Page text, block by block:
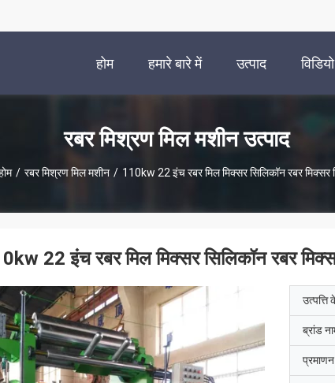
होम हमारे बारे में उत्पाद विडियो
रबर मिश्रण मिल मशीन उत्पाद
/ रबर मिश्रण मिल मशीन / 110kw 22 इंच रबर मिल मिक्सर सिलिकॉन रबर मिक्सर
22 इंच रबर मिल मिक्सर सिलिकॉन रबर
उत्पत्ति
ब्रांड
प्रमाणन